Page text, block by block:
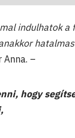
indulhatok
–
hogy